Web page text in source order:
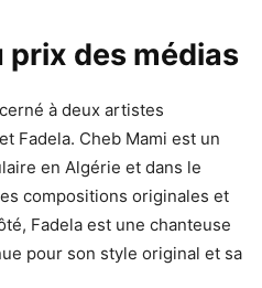
prix des médias
à deux artistes
Fadela. Cheb Mami est un
en Algérie et dans le
compositions originales et
Fadela est une chanteuse
pour son style original et sa